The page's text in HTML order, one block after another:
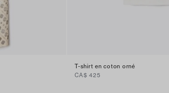
T-shirt en coton orné
CA$ 425